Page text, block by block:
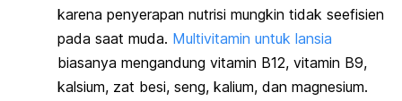
karena penyerapan nutrisi mungkin tidak seefisien
pada saat muda. Multivitamin untuk lansia
biasanya mengandung vitamin B12, vitamin B9,
kalsium, zat besi, seng, kalium, dan magnesium.